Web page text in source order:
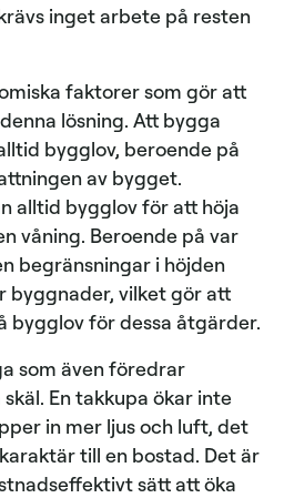
inget arbete på resten
faktorer som gör att
lösning. Att bygga
bygglov, beroende på
av bygget.
alltid bygglov för att höja
våning. Beroende på var
begränsningar i höjden
byggnader, vilket gör att
bygglov för dessa åtgärder.
som även föredrar
En takkupa ökar inte
in mer ljus och luft, det
till en bostad. Det är
sätt att öka